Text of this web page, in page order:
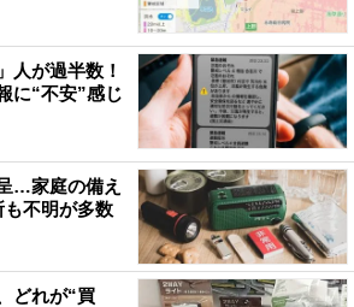
人が過半数！
に“不安”感じ
…家庭の備え
不明が多数
どれが“買